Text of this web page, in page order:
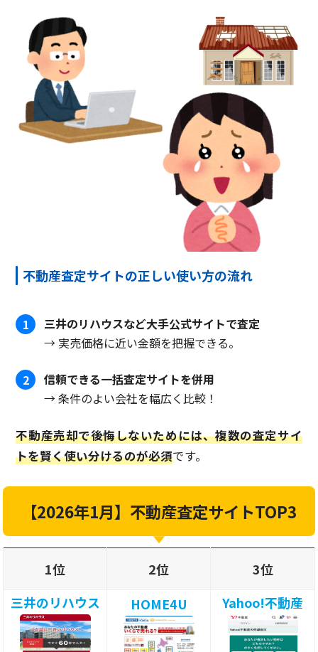
不動産査定サイトの正しい使い方の流れ
1
三井のリハウスなど大手公式サイトで査定
→ 実売価格に近い金額を把握できる。
2
信頼できる一括査定サイトを併用
→ 条件のよい会社を幅広く比較！
不動産売却で後悔しないためには、複数の査定サイ
トを賢く使い分けるのが必須です。
【2026年1月】不動産査定サイトTOP3
1位 2位
3位
三井のリハウス
HOME4U Yahoo!不動産